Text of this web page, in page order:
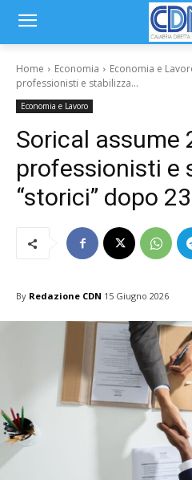
Home Economia Economia e
professionisti e stabilizza...
Economia e Lavoro
Sorical assume
professionisti e
“storici” dopo
By Redazione CDN 15 Giugno 2026